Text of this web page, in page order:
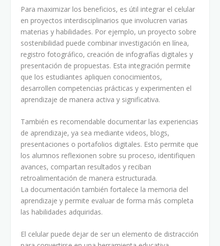
Para maximizar los beneficios, es útil integrar el celular
en proyectos interdisciplinarios que involucren varias
materias y habilidades. Por ejemplo, un proyecto sobre
sostenibilidad puede combinar investigación en línea,
registro fotográfico, creación de infografías digitales y
presentación de propuestas. Esta integración permite
que los estudiantes apliquen conocimientos,
desarrollen competencias prácticas y experimenten el
aprendizaje de manera activa y significativa.
También es recomendable documentar las experiencias
de aprendizaje, ya sea mediante videos, blogs,
presentaciones o portafolios digitales. Esto permite que
los alumnos reflexionen sobre su proceso, identifiquen
avances, compartan resultados y reciban
retroalimentación de manera estructurada.
La documentación también fortalece la memoria del
aprendizaje y permite evaluar de forma más completa
las habilidades adquiridas.
El celular puede dejar de ser un elemento de distracción